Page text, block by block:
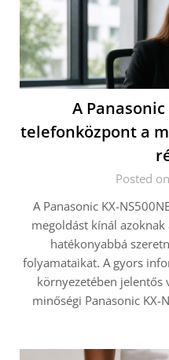
A Panasonic
telefonközpont a
Posted
A Panasonic KX-
megoldást kínál
hatékonyabbá
folyamataikat. A gyors
környezetében jelentős
minőségi Panasonic